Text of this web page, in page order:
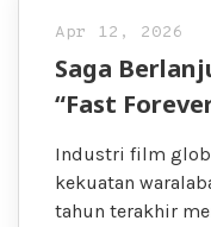
Apr 12, 2026
Saga
“Fast
Industri film
kekuatan
tahun terakhir